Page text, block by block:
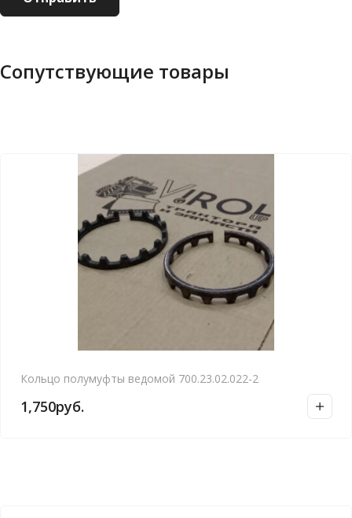
Сопутствующие товары
Кольцо полумуфты ведомой 700.23.02.022-2
1,750руб.